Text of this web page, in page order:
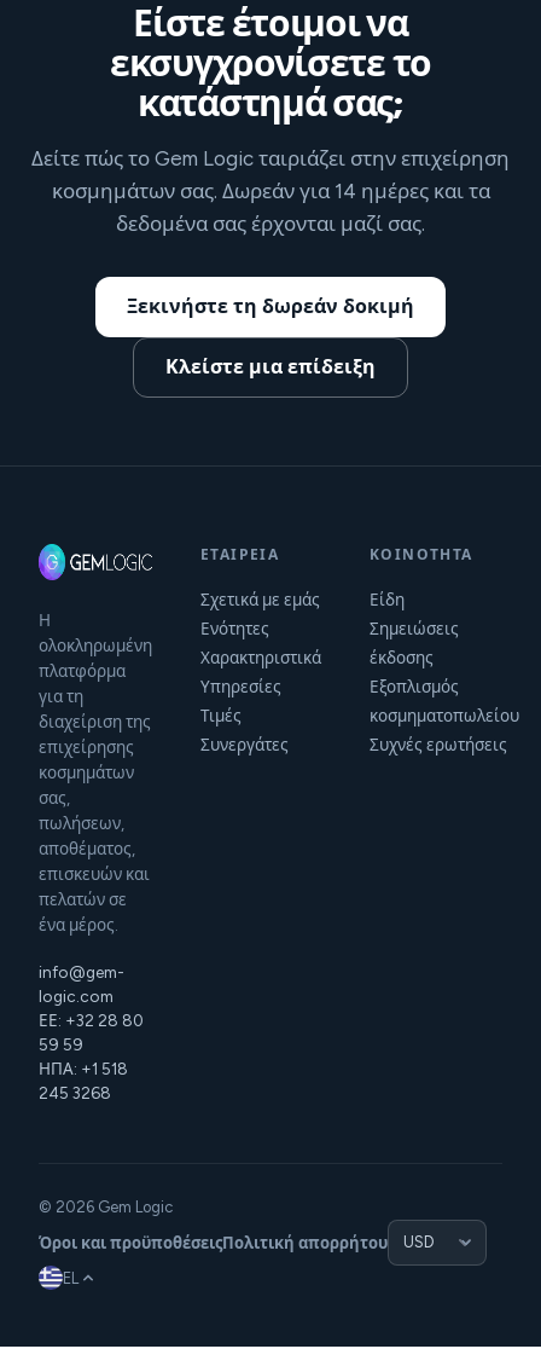
Είστε έτοιμοι να
εκσυγχρονίσετε το
κατάστημά σας;
Δείτε πώς το Gem Logic ταιριάζει στην επιχείρηση
κοσμημάτων σας. Δωρεάν για 14 ημέρες και τα
δεδομένα σας έρχονται μαζί σας.
Ξεκινήστε τη δωρεάν δοκιμή
Κλείστε μια επίδειξη
Η
ολοκληρωμένη
πλατφόρμα
για τη
διαχείριση της
επιχείρησης
κοσμημάτων
σας,
πωλήσεων,
αποθέματος,
επισκευών και
πελατών σε
ένα μέρος.
info@gem-
logic.com
ΕΕ: +32 28 80
59 59
ΗΠΑ: +1 518
245 3268
ΕΤΑΙΡΕΊΑ
Σχετικά με εμάς
Ενότητες
Χαρακτηριστικά
Υπηρεσίες
Τιμές
Συνεργάτες
ΚΟΙΝΌΤΗΤΑ
Είδη
Σημειώσεις
έκδοσης
Εξοπλισμός
κοσμηματοπωλείου
Συχνές ερωτήσεις
© 2026 Gem Logic
Όροι και προϋποθέσειςΠολιτική απορρήτου
EL